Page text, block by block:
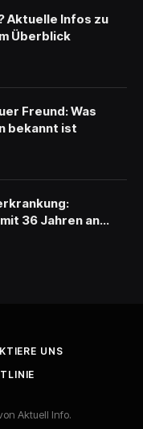
Aktuelle Infos zu
Überblick
Freund: Was
bekannt ist
36 Jahren an
UNS
Aktuell Info.